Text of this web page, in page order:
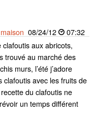
08/24/12
07:32
clafoutis aux abricots,
trouvé au marché des
murs, l’été j’adore
clafoutis avec les fruits de
du clafoutis ne
un temps différent